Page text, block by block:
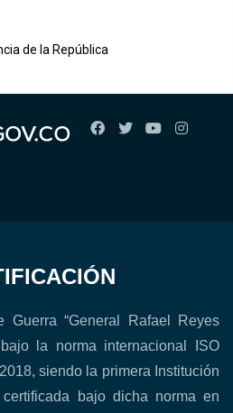
de la República
Guerra “General Rafael Reyes
la norma internacional ISO
siendo la primera Institución
bajo dicha norma en